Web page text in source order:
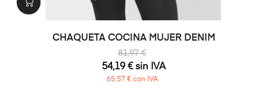
CHAQUETA COCINA MUJER DENIM
81,97 €
54,19 € sin IVA
65,57 € con IVA